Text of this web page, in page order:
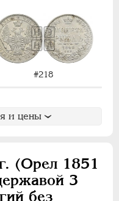
#218
и цены
(Орел 1851
3
без